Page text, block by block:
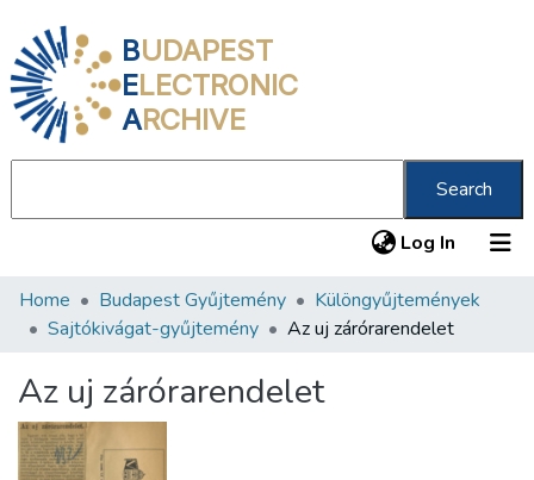
BUDAPEST
ELECTRONIC
ARCHIVE
Search
Log In (current)
Communities & Collections
Statistics
About us
Home Budapest Gyűjtemény
Különgyűjtemények
Sajtókivágat-gyűjtemény
Az uj zárórarendelet
Az uj zárórarendelet